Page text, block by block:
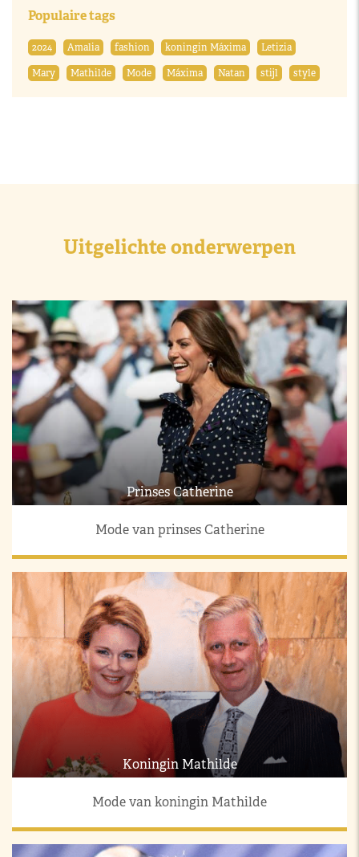
Populaire tags
2024 Amalia fashion koningin Máxima
Letizia
Mary
Mathilde Mode Máxima Natan stijl style
Uitgelichte onderwerpen
Prinses Catherine
Mode van prinses Catherine
Koningin Mathilde
Mode van koningin Mathilde